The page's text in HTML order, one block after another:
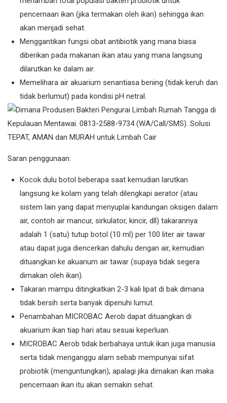
pencernaan ikan (jika termakan oleh ikan) sehingga ikan
akan menjadi sehat.
Menggantikan fungsi obat antibiotik yang mana biasa
diberikan pada makanan ikan atau yang mana langsung
dilarutkan ke dalam air.
Memelihara air akuarium senantiasa bening (tidak keruh dan
tidak berlumut) pada kondisi pH netral.
Saran penggunaan:
Kocok dulu botol beberapa saat kemudian larutkan
langsung ke kolam yang telah dilengkapi aerator (atau
sistem lain yang dapat menyuplai kandungan oksigen dalam
air, contoh air mancur, sirkulator, kincir, dll) takarannya
adalah 1 (satu) tutup botol (10 ml) per 100 liter air tawar
atau dapat juga diencerkan dahulu dengan air, kemudian
dituangkan ke akuarium air tawar (supaya tidak segera
dimakan oleh ikan).
Takaran mampu ditingkatkan 2-3 kali lipat di bak dimana
tidak bersih serta banyak dipenuhi lumut.
Penambahan MICROBAC Aerob dapat dituangkan di
akuarium ikan tiap hari atau sesuai keperluan.
MICROBAC Aerob tidak berbahaya untuk ikan juga manusia
serta tidak menganggu alam sebab mempunyai sifat
probiotik (menguntungkan), apalagi jika dimakan ikan maka
pencernaan ikan itu akan semakin sehat.